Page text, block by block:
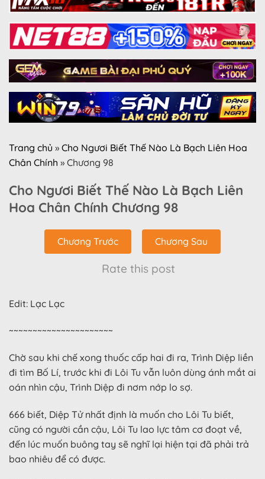
Trang chủ » Cho Ngươi Biết Thế Nào Là Bạch Liên Hoa
Chân Chính » Chương 98
Cho Ngươi Biết Thế Nào Là Bạch Liên
Hoa Chân Chính Chương 98
Chương Trước Chương Sau
Rate this post
Edit: Lạc Lạc
~~~~~~~~~~~~~~~~~~~~~~
Chờ sau khi chế xong thuốc cấp hai đi ra, Trình Diệp liền
đi tìm Bố Lí, trước khi đi Lôi Tu vẫn luôn dùng ánh mắt ai
oán nhìn cậu, Trình Diệp đi nơm nớp lo sợ.
666 biết, Diệp Tử nhất định là muốn cho Lôi Tu biết,
cũng có người cần cậu, Lôi Tu lao lực tâm cơ đoạt về,
đến lúc muốn buông tay sẽ nghĩ lại hiện tại đã phải trả
bao nhiêu để có được.